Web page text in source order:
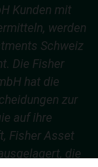
Kunden mit
werden
Schweiz
Die Fisher
hat die
zur
auf ihre
Fisher Asset
die